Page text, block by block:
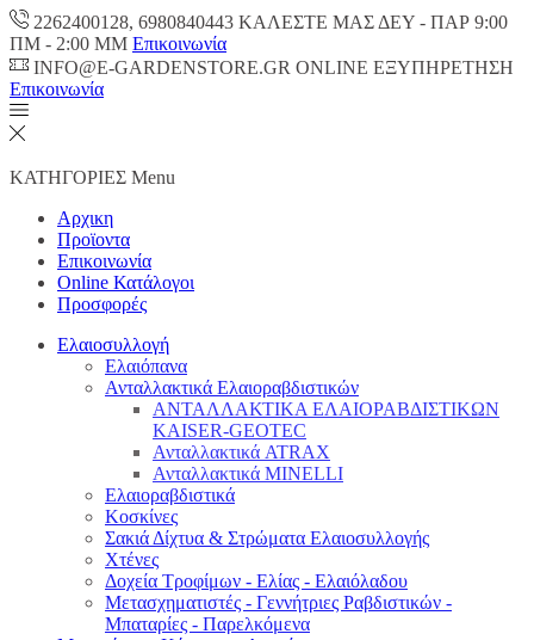
2262400128, 6980840443 ΚΑΛΕΣΤΕ ΜΑΣ ΔΕΥ - ΠΑΡ 9:00
ΠM - 2:00 ΜΜ Επικοινωνία
INFO@E-GARDENSTORE.GR ONLINE ΕΞΥΠΗΡΕΤΗΣH
Επικοινωνία
ΚΑΤΗΓΟΡΙΕΣ Menu
Αρχικη
Προϊοντα
Επικοινωνία
Online Κατάλογοι
Προσφορές
Ελαιοσυλλογή
Ελαιόπανα
Ανταλλακτικά Ελαιοραβδιστικών
ΑΝΤΑΛΛΑΚΤΙΚΑ ΕΛΑΙΟΡΑΒΔΙΣΤΙΚΩΝ
KAISER-GEOTEC
Ανταλλακτικά ATRAX
Ανταλλακτικά MINELLI
Ελαιοραβδιστικά
Κοσκίνες
Σακιά Δίχτυα & Στρώματα Ελαιοσυλλογής
Χτένες
Δοχεία Τροφίμων - Ελίας - Ελαιόλαδου
Μετασχηματιστές - Γεννήτριες Ραβδιστικών -
Μπαταρίες - Παρελκόμενα